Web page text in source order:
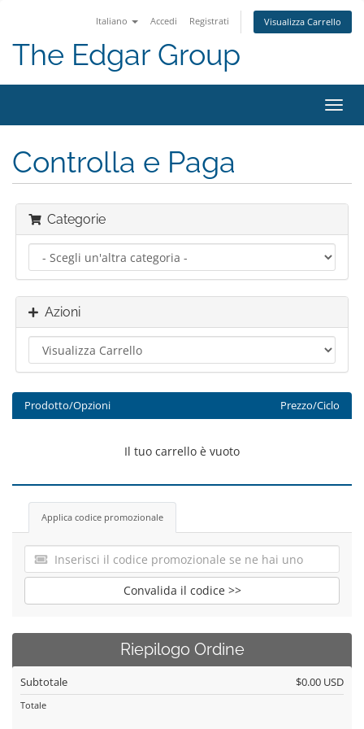
Italiano Accedi Registrati Visualizza Carrello
The Edgar Group
Attiva
Controlla e Paga
Categorie
Azioni
Prodotto/Opzioni Prezzo/Ciclo
Il tuo carrello è vuoto
Applica codice promozionale
Convalida il codice >>
Riepilogo Ordine
Subtotale $0.00 USD
Totale